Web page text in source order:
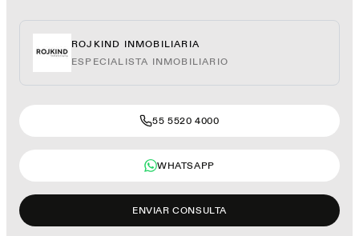
ROJKIND INMOBILIARIA
ESPECIALISTA INMOBILIARIO
55 5520 4000
WHATSAPP
ENVIAR CONSULTA